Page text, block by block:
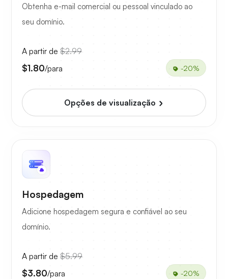
Obtenha e-mail comercial ou pessoal vinculado ao
seu domínio.
A partir de $2.99
$1.80/para -20%
Opções de visualização
Hospedagem
Adicione hospedagem segura e confiável ao seu
domínio.
A partir de $5.99
$3.80/para -20%